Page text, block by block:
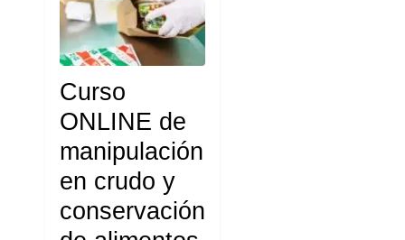
Curso
ONLINE de
manipulación
en crudo y
conservación